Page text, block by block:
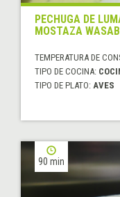
PECHUGA DE
MOSTAZA
TEMPERATURA DE
TIPO DE COCINA:
TIPO DE PLATO: AVES
90 min